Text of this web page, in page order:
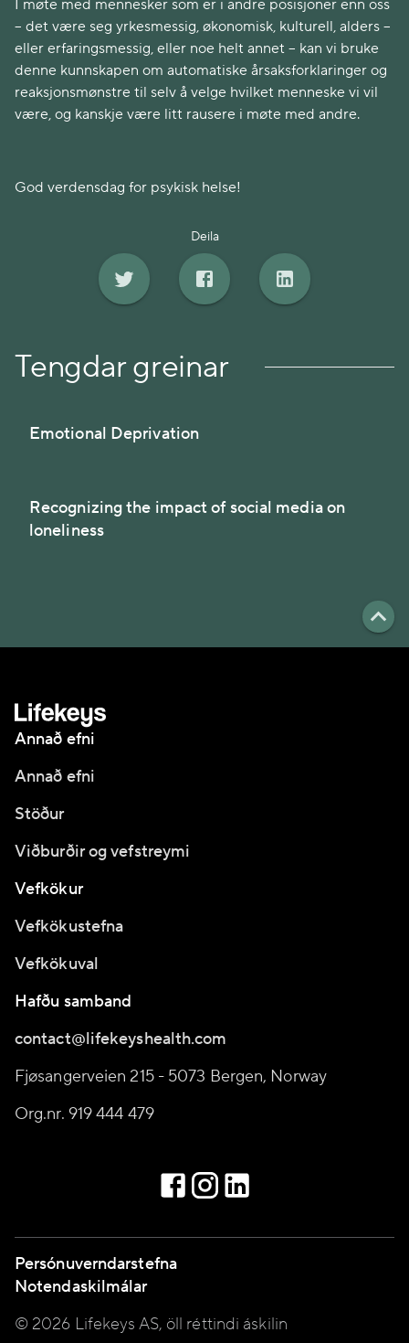
I møte med mennesker som er i andre posisjoner enn oss
– det være seg yrkesmessig, økonomisk, kulturell, alders –
eller erfaringsmessig, eller noe helt annet – kan vi bruke
denne kunnskapen om automatiske årsaksforklaringer og
reaksjonsmønstre til selv å velge hvilket menneske vi vil
være, og kanskje være litt rausere i møte med andre.
God verdensdag for psykisk helse!
Deila
Tengdar greinar
Emotional Deprivation
Recognizing the impact of social media on
loneliness
Annað efni
Annað efni
Stöður
Viðburðir og vefstreymi
Vefkökur
Vefkökustefna
Vefkökuval
Hafðu samband
contact@lifekeyshealth.com
Fjøsangerveien 215 - 5073 Bergen, Norway
Org.nr. 919 444 479
Persónuverndarstefna
Notendaskilmálar
© 2026 Lifekeys AS, öll réttindi áskilin